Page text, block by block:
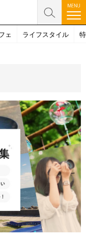
ェ ライフスタイル